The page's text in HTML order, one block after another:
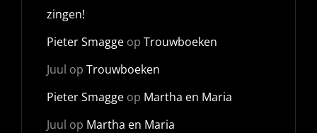
zingen!
Pieter Smagge op Trouwboeken
Juul op Trouwboeken
Pieter Smagge op Martha en Maria
Juul op Martha en Maria